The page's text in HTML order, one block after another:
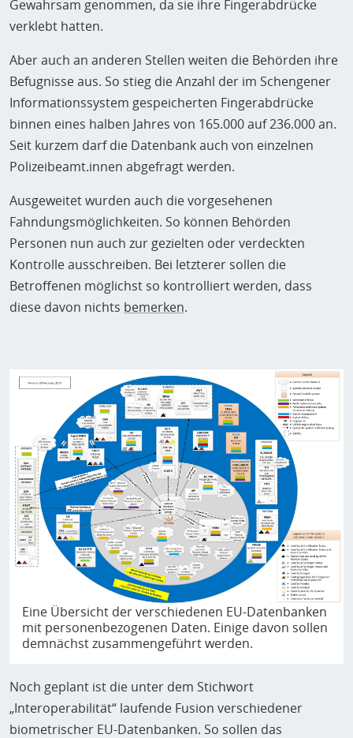
Gewahrsam genommen, da sie ihre Fingerabdrücke
verklebt hatten.
Aber auch an anderen Stellen weiten die Behörden ihre
Befugnisse aus. So stieg die Anzahl der im Schengener
Informationssystem gespeicherten Fingerabdrücke
binnen eines halben Jahres von 165.000 auf 236.000 an.
Seit kurzem darf die Datenbank auch von einzelnen
Polizeibeamt.innen abgefragt werden.
Ausgeweitet wurden auch die vorgesehenen
Fahndungsmöglichkeiten. So können Behörden
Personen nun auch zur gezielten oder verdeckten
Kontrolle ausschreiben. Bei letzterer sollen die
Betroffenen möglichst so kontrolliert werden, dass
diese davon nichts bemerken.
Eine Übersicht der verschiedenen EU-Datenbanken
mit personenbezogenen Daten. Einige davon sollen
demnächst zusammengeführt werden.
Noch geplant ist die unter dem Stichwort
„Interoperabilität“ laufende Fusion verschiedener
biometrischer EU-Datenbanken. So sollen das